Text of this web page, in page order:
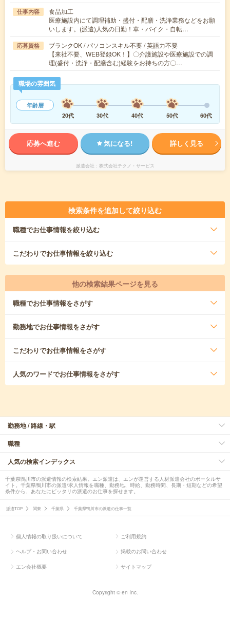
仕事内容
食品加工
医療施設内にて調理補助・盛付・配膳・洗浄業務などをお願
いします。(派遣)人気の日勤！車・バイク・自転…
応募資格
ブランクOK / パソコンスキル不要 / 英語力不要
【来社不要、WEB登録OK！】〇介護施設や医療施設での調
理(盛付・洗浄・配膳含む)経験をお持ちの方〇…
職場の雰囲気
年齢層
20代
30代 40代 50代 60代
応募へ進む 気になる! 詳しく見る
派遣会社 株式会社テクノ・サービス
検索条件を追加して絞り込む
職種でお仕事情報を絞り込む
こだわりでお仕事情報を絞り込む
他の検索結果ページを見る
職種でお仕事情報をさがす
勤務地でお仕事情報をさがす
こだわりでお仕事情報をさがす
人気のワードでお仕事情報をさがす
勤務地 / 路線・駅
職種
人気の検索インデックス
千葉県鴨川市の派遣情報の検索結果。エン派遣は、エンが運営する人材派遣会社のポータルサ
イト。千葉県鴨川市の派遣/求人情報を職種、勤務地、時給、勤務時間、長期・短期などの希望
条件から、あなたにピッタリの派遣のお仕事を探せます。
派遣TOP 関東 千葉県 千葉県鴨川市の派遣の仕事一覧
個人情報の取り扱いについて ご利用規約
ヘルプ・お問い合わせ 掲載のお問い合わせ
エン会社概要 サイトマップ
Copyright © en Inc.